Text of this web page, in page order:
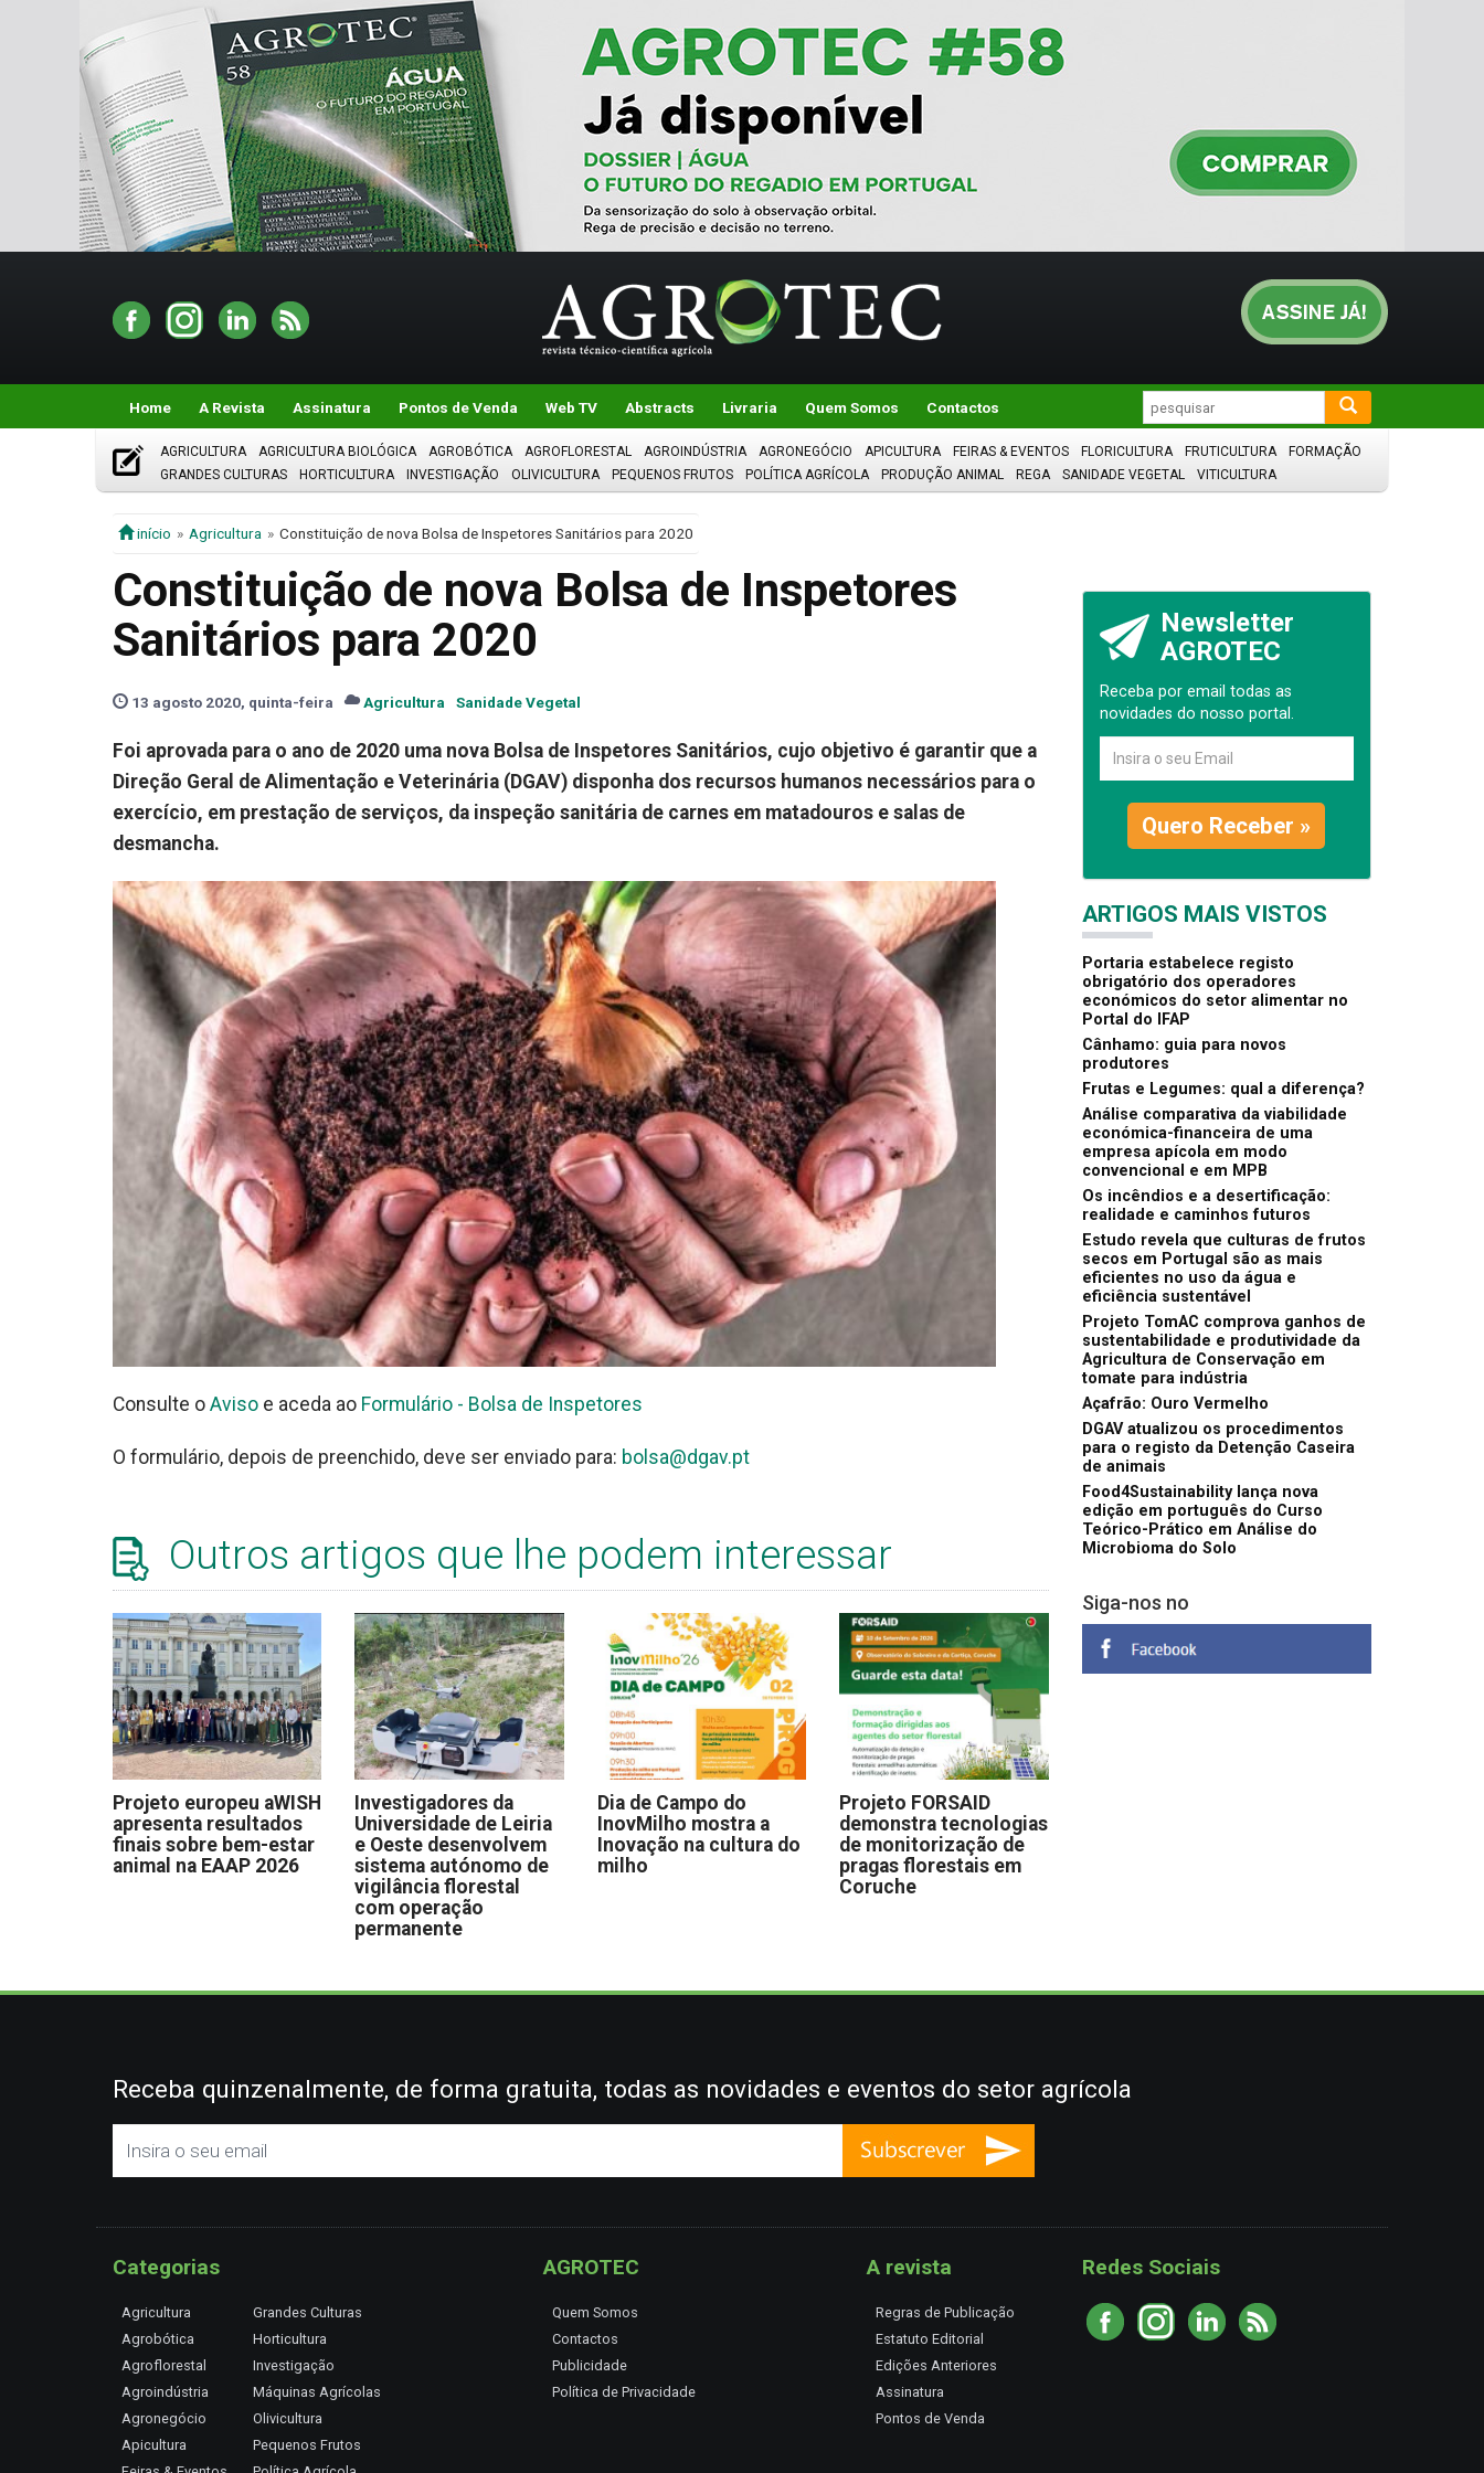
Home A Revista Assinatura Pontos de Venda Web TV Abstracts Livraria Quem Somos Contactos
AGRICULTURA AGRICULTURA BIOLÓGICA AGROBÓTICA AGROFLORESTAL AGROINDÚSTRIA AGRONEGÓCIO APICULTURA FEIRAS & EVENTOS FLORICULTURA FRUTICULTURA
FORMAÇÃO
GRANDES CULTURAS
HORTICULTURA INVESTIGAÇÃO OLIVICULTURA PEQUENOS FRUTOS POLÍTICA AGRÍCOLA PRODUÇÃO ANIMAL REGA SANIDADE VEGETAL VITICULTURA
início Agricultura Constituição de nova Bolsa de Inspetores Sanitários para 2020
Constituição de nova Bolsa de Inspetores
Sanitários para 2020
13 agosto 2020, quinta-feira Agricultura Sanidade Vegetal
Foi aprovada para o ano de 2020 uma nova Bolsa de Inspetores Sanitários, cujo objetivo é garantir que a
Direção Geral de Alimentação e Veterinária (DGAV) disponha dos recursos humanos necessários para o
exercício, em prestação de serviços, da inspeção sanitária de carnes em matadouros e salas de
desmancha.
Consulte o Aviso e aceda ao Formulário - Bolsa de Inspetores
O formulário, depois de preenchido, deve ser enviado para: bolsa@dgav.pt
Outros artigos que lhe podem interessar
Projeto europeu aWISH
apresenta resultados
finais sobre bem-estar
animal na EAAP 2026
Investigadores da
Universidade de Leiria
e Oeste desenvolvem
sistema autónomo de
vigilância florestal
com operação
permanente
Dia de Campo do
InovMilho mostra a
Inovação na cultura do
milho
Projeto FORSAID
demonstra tecnologias
de monitorização de
pragas florestais em
Coruche
Newsletter
AGROTEC
Receba por email todas as
novidades do nosso portal.
Quero Receber »
ARTIGOS MAIS VISTOS
Portaria estabelece registo
obrigatório dos operadores
económicos do setor alimentar no
Portal do IFAP
Cânhamo: guia para novos
produtores
Frutas e Legumes: qual a diferença?
Análise comparativa da viabilidade
económica-financeira de uma
empresa apícola em modo
convencional e em MPB
Os incêndios e a desertificação:
realidade e caminhos futuros
Estudo revela que culturas de frutos
secos em Portugal são as mais
eficientes no uso da água e
eficiência sustentável
Projeto TomAC comprova ganhos de
sustentabilidade e produtividade da
Agricultura de Conservação em
tomate para indústria
Açafrão: Ouro Vermelho
DGAV atualizou os procedimentos
para o registo da Detenção Caseira
de animais
Food4Sustainability lança nova
edição em português do Curso
Teórico-Prático em Análise do
Microbioma do Solo
Siga-nos no
Receba quinzenalmente, de forma gratuita, todas as novidades e eventos do setor agrícola
Categorias
Agricultura
Agrobótica
Agroflorestal
Agroindústria
Agronegócio
Apicultura
Grandes Culturas
Horticultura
Investigação
Máquinas Agrícolas
Olivicultura
Pequenos Frutos
AGROTEC
Quem Somos
Contactos
Publicidade
Política de Privacidade
A revista
Regras de Publicação
Estatuto Editorial
Edições Anteriores
Assinatura
Pontos de Venda
Redes Sociais